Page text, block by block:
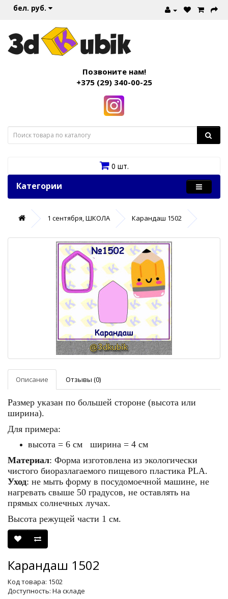
бел. руб.
Позвоните нам!
+375 (29) 340-00-25
0 шт.
Категории
1 сентября, ШКОЛА Карандаш 1502
Описание Отзывы (0)
Размер указан по большей стороне (высота или
ширина).
Для примера:
высота = 6 см ширина = 4 см
Материал: Форма изготовлена из экологически
чистого биоразлагаемого пищевого пластика PLA.
Уход: не мыть форму в посудомоечной машине, не
нагревать свыше 50 градусов, не оставлять на
прямых солнечных лучах.
Высота режущей части 1 см.
Карандаш 1502
Код товара: 1502
Доступность: На складе